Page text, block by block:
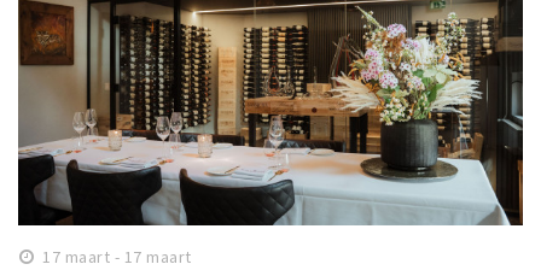
17 maart - 17 maart